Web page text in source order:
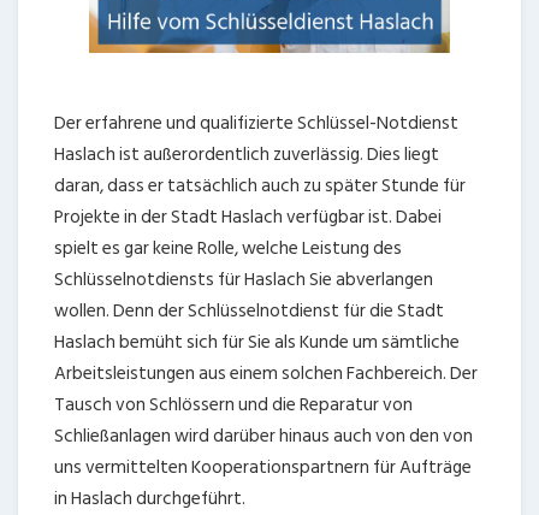
Der erfahrene und qualifizierte Schlüssel-Notdienst
Haslach ist außerordentlich zuverlässig. Dies liegt
daran, dass er tatsächlich auch zu später Stunde für
Projekte in der Stadt Haslach verfügbar ist. Dabei
spielt es gar keine Rolle, welche Leistung des
Schlüsselnotdiensts für Haslach Sie abverlangen
wollen. Denn der Schlüsselnotdienst für die Stadt
Haslach bemüht sich für Sie als Kunde um sämtliche
Arbeitsleistungen aus einem solchen Fachbereich. Der
Tausch von Schlössern und die Reparatur von
Schließanlagen wird darüber hinaus auch von den von
uns vermittelten Kooperationspartnern für Aufträge
in Haslach durchgeführt.